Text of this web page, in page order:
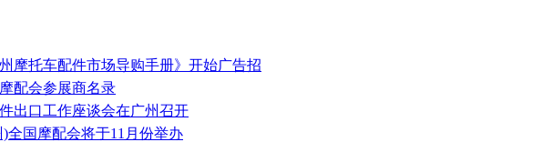
州摩托车配件市场导购手册》开始广告招
配会参展商名录
出口工作座谈会在广州召开
)全国摩配会将于11月份举办